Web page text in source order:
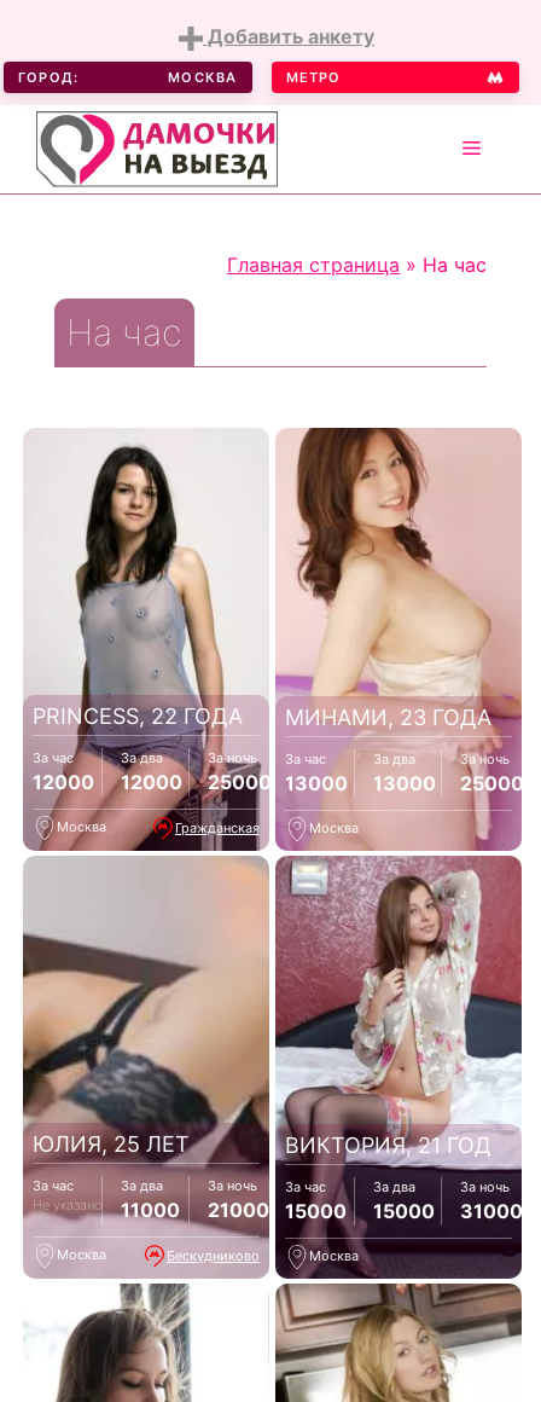
Добавить анкету
ГОРОД: МОСКВА МЕТРО
MENU
Главная страница » На час
На час
PRINCESS, 22 ГОДА
За час
12000
За два
12000
За ночь
25000
Москва Гражданская
МИНАМИ, 23 ГОДА
За час
13000
За два
13000
За ночь
25000
Москва
ЮЛИЯ, 25 ЛЕТ
За час
Не указано
За два
11000
За ночь
21000
Москва Бескудниково
ВИКТОРИЯ, 21 ГОД
За час
15000
За два
15000
За ночь
31000
Москва